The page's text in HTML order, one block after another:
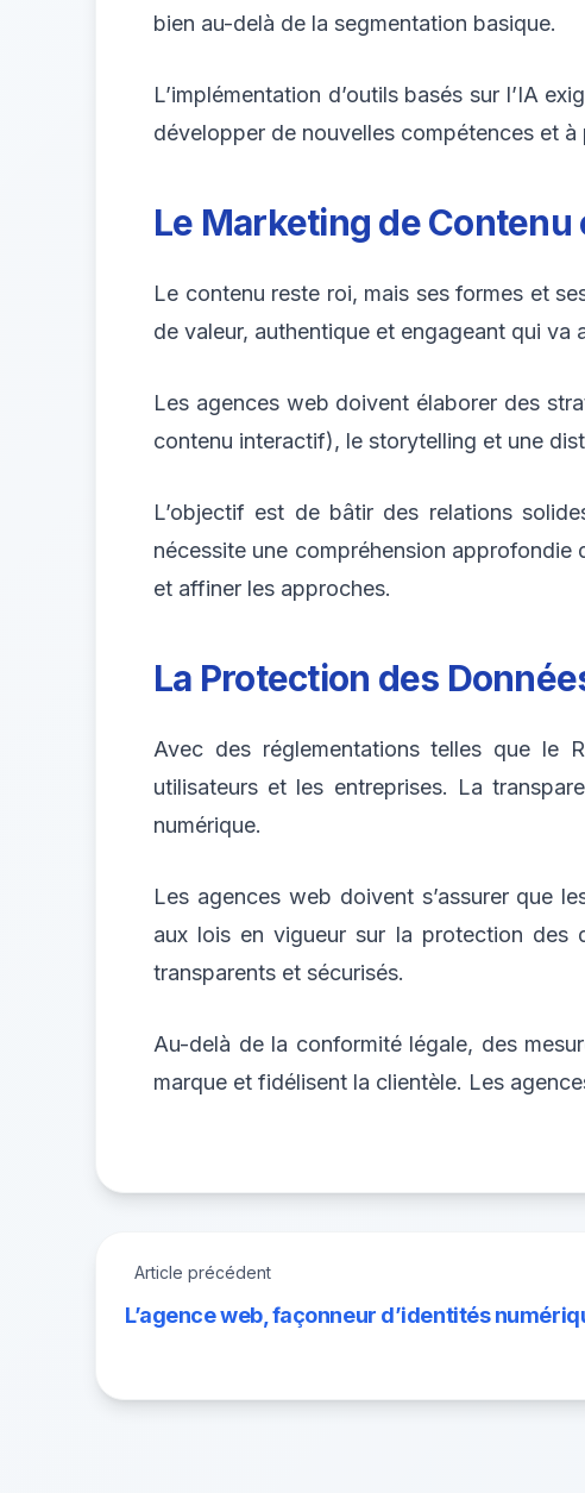
bien au-delà de la segmentation basique.
L’implémentation d’outils basés sur l’IA
développer de nouvelles compétences et
Le Marketing de Contenu
Le contenu reste roi, mais ses formes et
de valeur, authentique et engageant qui
Les agences web doivent élaborer des
contenu interactif), le storytelling et une
L’objectif est de bâtir des relations
nécessite une compréhension
et affiner les approches.
La Protection des
Avec des réglementations telles que le
utilisateurs et les entreprises. La
numérique.
Les agences web doivent s’assurer que
aux lois en vigueur sur la protection des
transparents et sécurisés.
Au-delà de la conformité légale, des
marque et fidélisent la clientèle. Les
Article précédent
L’agence web, façonneur d’identités